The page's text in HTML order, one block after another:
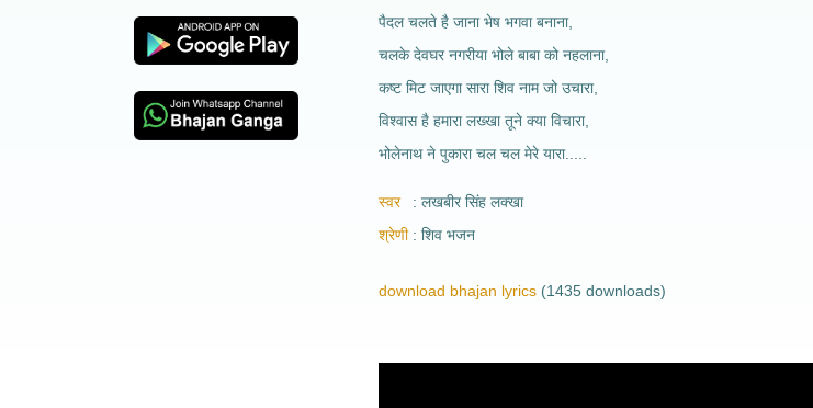
पैदल चलते है जाना भेष भगवा बनाना,
चलके देवघर नगरीया भोले बाबा को नहलाना,
कष्ट मिट जाएगा सारा शिव नाम जो उचारा,
विश्वास है हमारा लख्खा तूने क्या विचारा,
भोलेनाथ ने पुकारा चल चल मेरे यारा.....
स्वर
लखबीर सिंह लक्खा
श्रेणी
शिव भजन
download bhajan lyrics (1435 downloads)